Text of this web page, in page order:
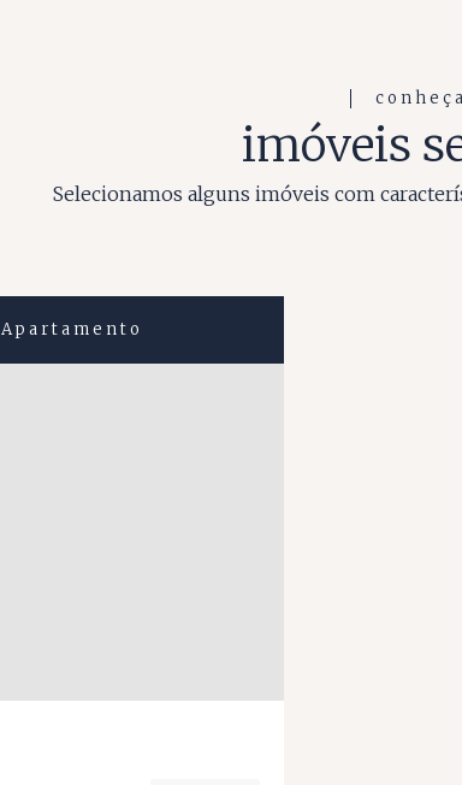
imóveis
Selecionamos alguns imóveis com
Apartamento